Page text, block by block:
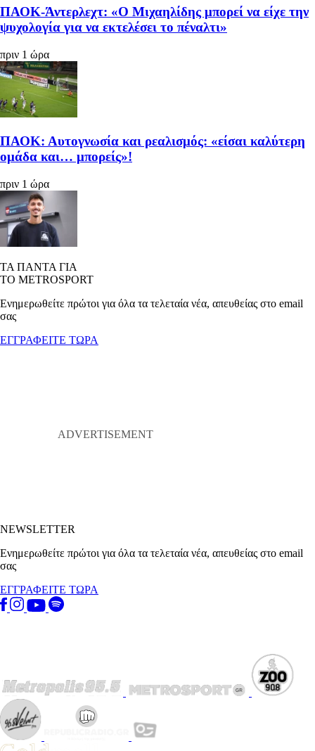
ΠΑΟΚ-Άντερλεχτ: «Ο Μιχαηλίδης μπορεί να είχε την
ψυχολογία για να εκτελέσει το πέναλτι»
πριν 1 ώρα
ΠΑΟΚ: Αυτογνωσία και ρεαλισμός: «είσαι καλύτερη
ομάδα και… μπορείς»!
πριν 1 ώρα
ΤΑ ΠΑΝΤΑ ΓΙΑ
ΤΟ METROSPORT
Ενημερωθείτε πρώτοι για όλα τα τελεταία νέα, απευθείας στο email
σας
ΕΓΓΡΑΦΕΙΤΕ ΤΩΡΑ
NEWSLETTER
Ενημερωθείτε πρώτοι για όλα τα τελεταία νέα, απευθείας στο email
σας
ΕΓΓΡΑΦΕΙΤΕ ΤΩΡΑ